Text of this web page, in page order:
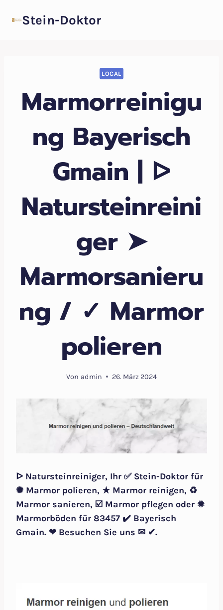
InhaltStein-Doktor
LOCAL
Marmorreinigu
ng Bayerisch
Gmain | ᐅ
Natursteinreini
ger ➤
Marmorsanieru
ng / ✓ Marmor
polieren
Von admin 26. März 2024
ᐅ Natursteinreiniger, Ihr ✅ Stein-Doktor für
✺ Marmor polieren, ★ Marmor reinigen, ♻
Marmor sanieren, ☑️ Marmor pflegen oder ✹
Marmorböden für 83457 ✔️ Bayerisch
Gmain. ❤ Besuchen Sie uns ✉ ✔.